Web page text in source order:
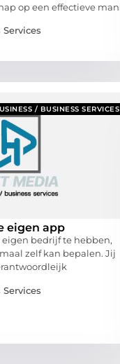
op een effectieve
/ BUSINESS SERVICES
eigen app
bedrijf te hebben,
zelf kan bepalen. Jij